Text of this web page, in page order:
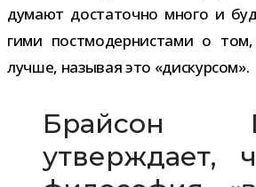
ду­мают доста­точно много и
гими пост­мо­дер­ни­стами о
лучше, назы­вая это «дис­кур­сом».
Брайсон
утвер­ждает,